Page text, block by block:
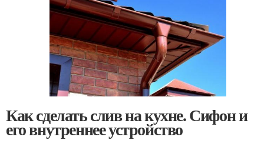
Как сделать слив на кухне. Сифон и
его внутреннее устройство